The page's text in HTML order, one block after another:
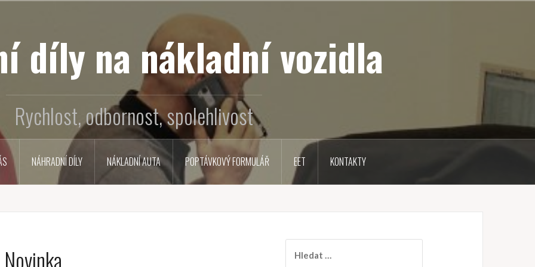
díly na nákladní vozidla
Rychlost, odbornost, spolehlivost
NÁHRADNÍ DÍLY NÁKLADNÍ AUTA POPTÁVKOVÝ FORMULÁŘ EET KONTAKTY
Novinka